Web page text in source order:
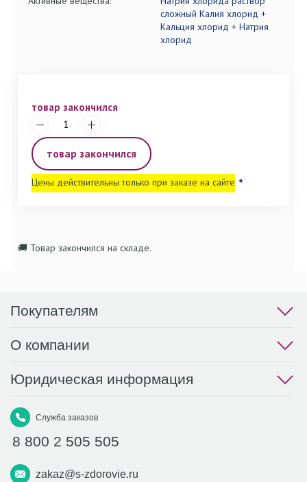
сложный Калия хлорид +
Кальция хлорид + Натрия
хлорид
товар закончился
товар закончился
Цены действительны только при заказе на сайте *
🚚 Товар закончился на складе.
Покупателям
О компании
Юридическая информация
Служба заказов
8 800 2 505 505
zakaz@s-zdorovie.ru